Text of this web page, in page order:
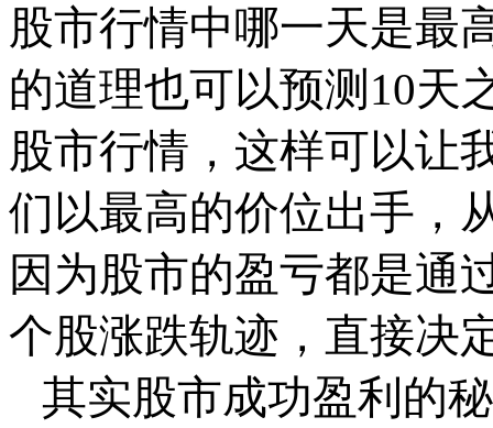
股市行情中哪一天是最
的道理也可以预测 10天
股市行情，这样可以让
们以最高的价位出手，
因为股市的盈亏都是通
个股涨跌轨迹，直接决
其实股市成功盈利的